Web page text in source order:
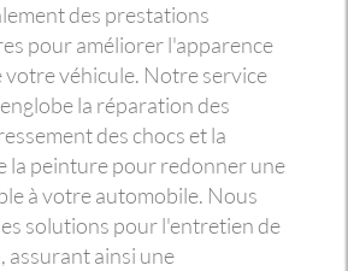
des prestations
pour améliorer l'apparence
votre véhicule. Notre service
la réparation des
des chocs et la
la peinture pour redonner une
à votre automobile. Nous
solutions pour l'entretien de
assurant ainsi une